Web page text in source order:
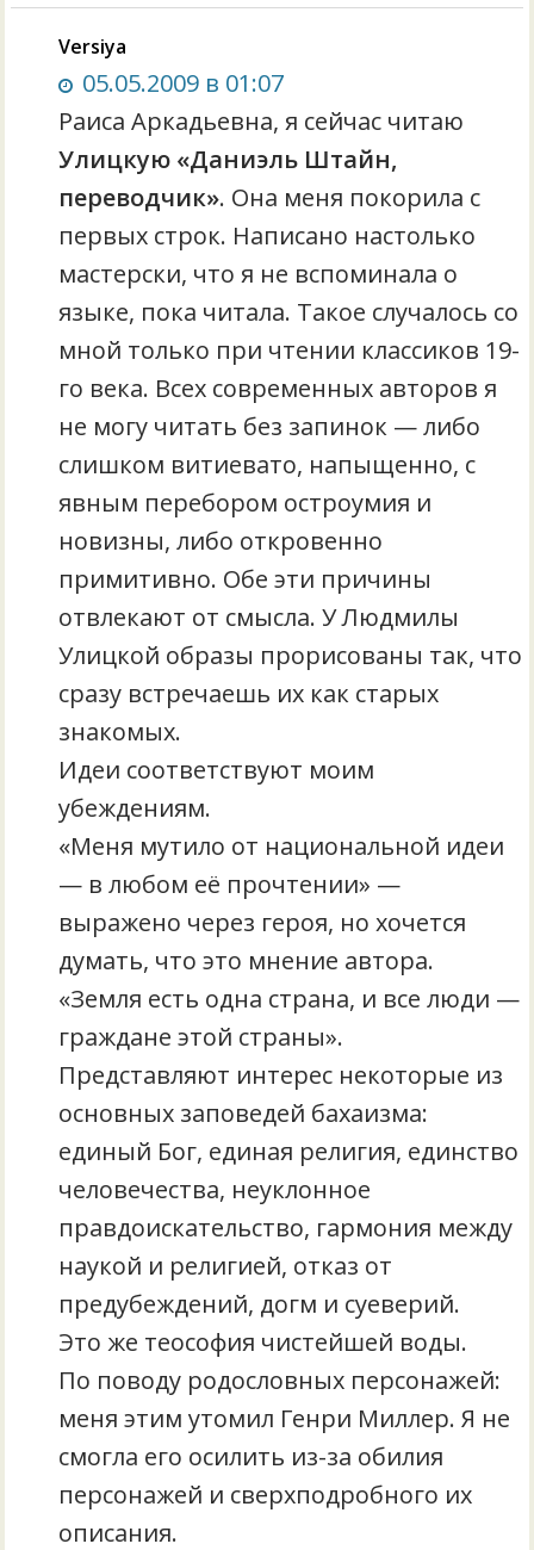
Versiya
05.05.2009 в 01:07
Раиса Аркадьевна, я сейчас читаю
Улицкую «Даниэль Штайн,
переводчик». Она меня покорила с
первых строк. Написано настолько
мастерски, что я не вспоминала о
языке, пока читала. Такое случалось со
мной только при чтении классиков 19-
го века. Всех современных авторов я
не могу читать без запинок — либо
слишком витиевато, напыщенно, с
явным перебором остроумия и
новизны, либо откровенно
примитивно. Обе эти причины
отвлекают от смысла. У Людмилы
Улицкой образы прорисованы так, что
сразу встречаешь их как старых
знакомых.
Идеи соответствуют моим
убеждениям.
«Меня мутило от национальной идеи
— в любом её прочтении» —
выражено через героя, но хочется
думать, что это мнение автора.
«Земля есть одна страна, и все люди —
граждане этой страны».
Представляют интерес некоторые из
основных заповедей бахаизма:
единый Бог, единая религия, единство
человечества, неуклонное
правдоискательство, гармония между
наукой и религией, отказ от
предубеждений, догм и суеверий.
Это же теософия чистейшей воды.
По поводу родословных персонажей:
меня этим утомил Генри Миллер. Я не
смогла его осилить из-за обилия
персонажей и сверхподробного их
описания.